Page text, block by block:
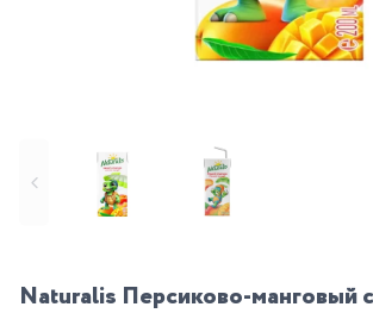
Naturalis Персиково-манговый